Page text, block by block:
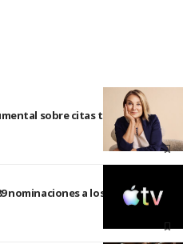
sobre citas titulada «La
nominaciones a los premios